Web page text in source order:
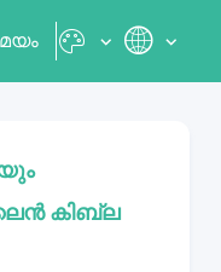
കിബ്ല